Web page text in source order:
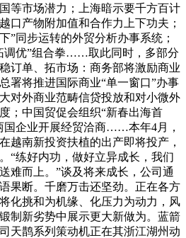
等市场潜力；上海暗示要千方百计
口产物附加值和合作力上下功夫；
”同步运转的外贸分析办事系统；
调优”组合拳……取此同时，多部分
订单、拓市场：商务部将激励商业
署将推进国际商业“单一窗口”办事
对外商业范畴信贷投放和对小微外
；中国贸促会组织“新春出海首
国企业开展经贸洽商……本年4月，
越南新投资扶植的出产即将投产，
“练好内功，做好立异成长，我们
难而上。”谈及将来成长，公司通
果断。千磨万击还坚劲。正在各方
化挑和为机缘、化压力为动力，风
制新劣势中展示更大新做为。蓝箭
天鹊系列策动机正在其浙江湖州动